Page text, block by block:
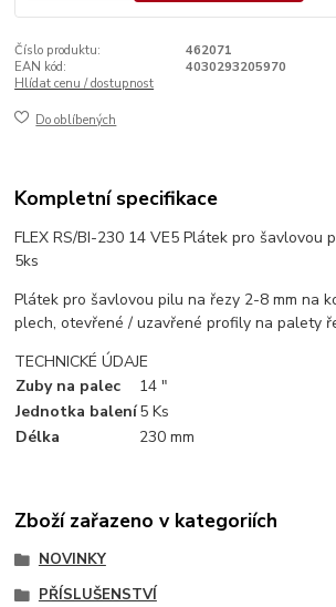
Číslo produktu:
462071
EAN kód:
4030293205970
Hlídat cenu / dostupnost
Do oblíbených
Kompletní specifikace
FLEX RS/BI-230 14 VE5 Plátek pro šavlovou
5ks
Plátek pro šavlovou pilu na řezy 2-8 mm na
plech, otevřené / uzavřené profily na palety
TECHNICKÉ ÚDAJE
Zuby na palec
14 "
Jednotka balení5 Ks
Délka
230 mm
Zboží zařazeno v kategoriích
NOVINKY
PŘÍSLUŠENSTVÍ